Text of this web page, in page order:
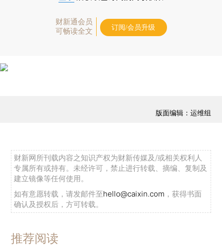
财新通会员
可畅读全文
订阅/会员升级
版面编辑：运维组
财新网所刊载内容之知识产权为财新传媒及/或相关权利人
专属所有或持有。未经许可，禁止进行转载、摘编、复制及
建立镜像等任何使用。
如有意愿转载，请发邮件至hello@caixin.com ，获得书面
确认及授权后，方可转载。
推荐阅读